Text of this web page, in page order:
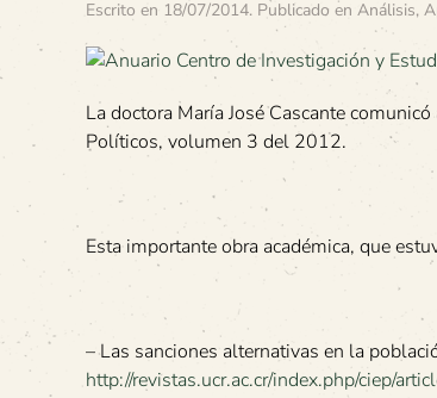
Escrito en 18/07/2014. Publicado en Análisis,
La doctora María José Cascante
Políticos, volumen 3 del 2012.
Esta importante obra académica, que
– Las sanciones alternativas en la
http://revistas.ucr.ac.cr/index.php/ciep/